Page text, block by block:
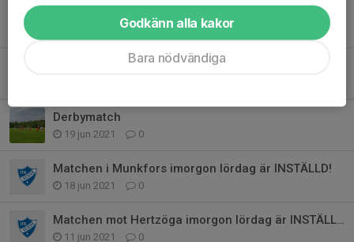
Träningen drar igång
0
Höstlovsfotboll
Derbymatch
19 jun 2021 0
Matchen i Munkfors imorgon lördag är INSTÄLLD!
18 jun 2021 0
Matchen mot Hertzöga imorgon lördag är INSTÄLLD!
11 jun 2021 0
Godkänn alla kakor
Bara nödvändiga